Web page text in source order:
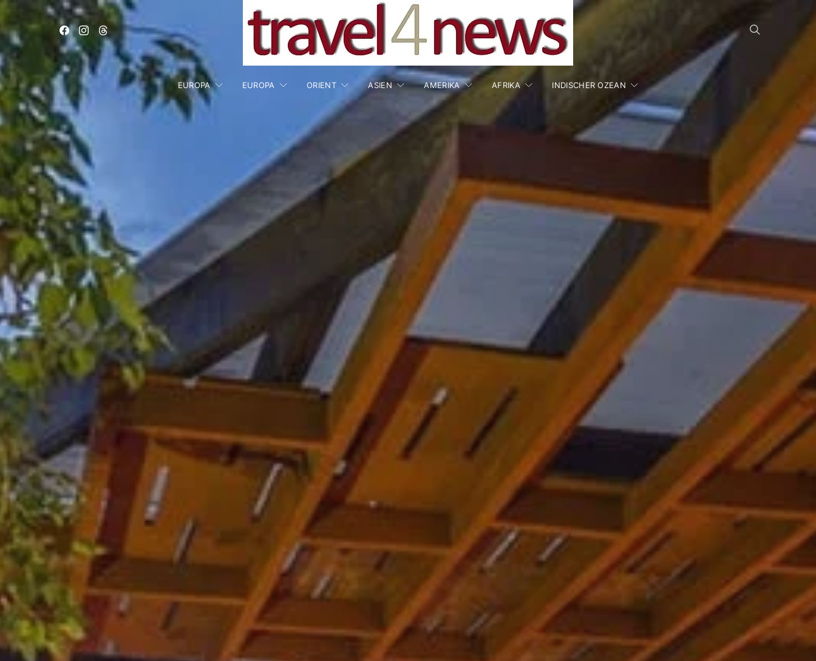
EUROPA EUROPA ORIENT ASIEN AMERIKA AFRIKA INDISCHER OZEAN